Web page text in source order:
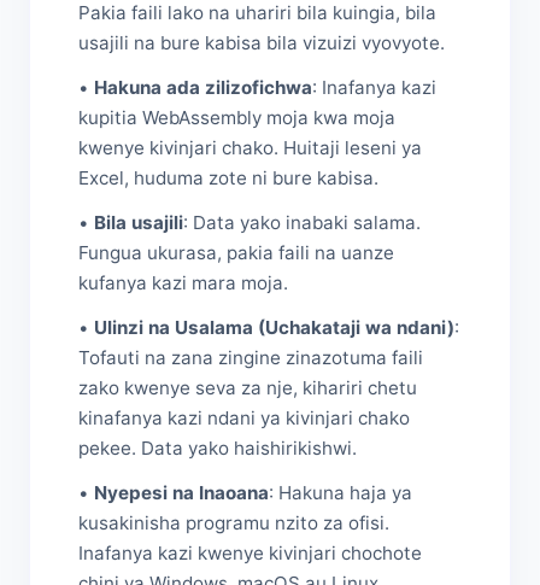
Pakia faili lako na uhariri bila kuingia, bila
usajili na bure kabisa bila vizuizi vyovyote.
• Hakuna ada zilizofichwa: Inafanya kazi
kupitia WebAssembly moja kwa moja
kwenye kivinjari chako. Huitaji leseni ya
Excel, huduma zote ni bure kabisa.
• Bila usajili: Data yako inabaki salama.
Fungua ukurasa, pakia faili na uanze
kufanya kazi mara moja.
• Ulinzi na Usalama (Uchakataji wa ndani):
Tofauti na zana zingine zinazotuma faili
zako kwenye seva za nje, kihariri chetu
kinafanya kazi ndani ya kivinjari chako
pekee. Data yako haishirikishwi.
• Nyepesi na Inaoana: Hakuna haja ya
kusakinisha programu nzito za ofisi.
Inafanya kazi kwenye kivinjari chochote